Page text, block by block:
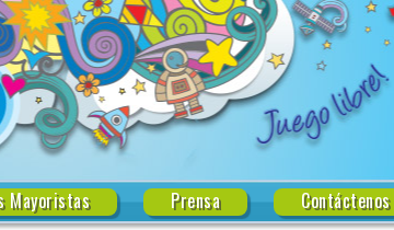
Mayoristas Prensa Contáctenos